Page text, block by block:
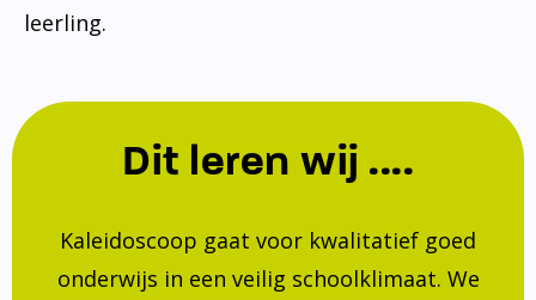
leerling.
Dit leren wij ....
Kaleidoscoop gaat voor kwalitatief goed
onderwijs in een veilig schoolklimaat. We